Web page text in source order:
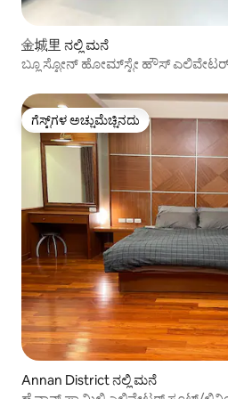
金城里 ನಲ್ಲಿ ಮನೆ
ಬ್ಲೂ ಸ್ಟೋನ್ ಹೋಮ್‌ಸ್ಟೇ ಹೌಸ್
ಗೆಸ್ಟ್‌ಗಳ ಅಚ್ಚುಮೆಚ್ಚಿನದು
ಗೆಸ್ಟ್‌ಗಳ ಅಚ್ಚುಮೆಚ್ಚಿನದು
Annan District ನಲ್ಲಿ ಮನೆ